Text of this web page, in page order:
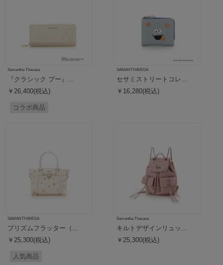
Samantha Thavasa
『クラシック プー』...
￥26,400(税込)
コラボ商品
SAMANTHAVEGA
セサミストリートコレ...
￥16,280(税込)
SAMANTHAVEGA
プリズムフラッター（...
￥25,300(税込)
人気商品
Samantha Thavasa
キルトデザインリュッ...
￥25,300(税込)